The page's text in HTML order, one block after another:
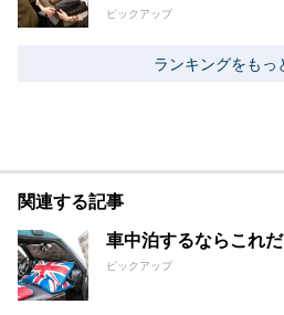
ピックアップ
ランキングをもっ
関連する記事
車中泊するならこれ
ピックアップ